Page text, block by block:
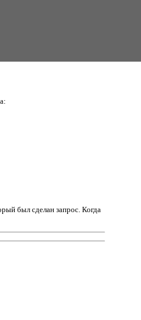
был сделан запрос. Когда